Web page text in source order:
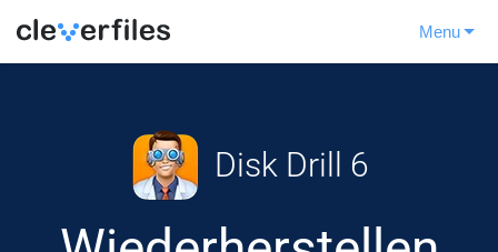
Menu
Disk Drill 6